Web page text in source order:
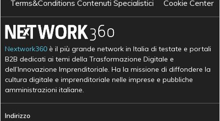
Terms&Conditions Contenuti Specialistici
Cookie Center
Nextwork360 è il più grande network in Italia di testate e portali
B2B dedicati ai temi della Trasformazione Digitale e
dell’Innovazione Imprenditoriale. Ha la missione di diffondere la
cultura digitale e imprenditoriale nelle imprese e pubbliche
amministrazioni italiane.
Indirizzo